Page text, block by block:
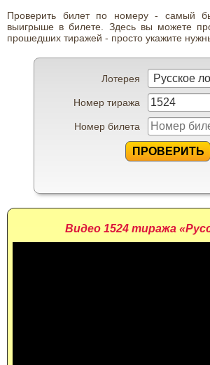
Проверить билет по номеру - самый
выигрыше в билете. Здесь вы можете
прошедших тиражей - просто укажите
Лотерея
Номер тиража
Номер билета
ПРОВЕРИТЬ
Видео 1524 тиража